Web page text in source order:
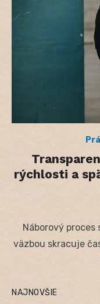
rýchlosti a
Náborový proces
väzbou skracuje
NAJNOVŠIE